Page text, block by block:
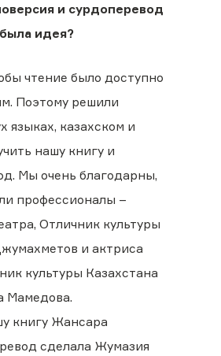
и сурдоперевод
идея?
чтение было доступно
Поэтому решили
языках, казахском и
нашу книгу и
Мы очень благодарны,
профессионалы –
Отличник культуры
и актриса
культуры Казахстана
Мамедова.
книгу Жансара
сделала Жумазия